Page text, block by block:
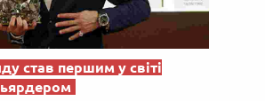
став першим у світі